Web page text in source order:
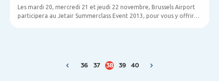
Les mardi 20, mercredi 21 et jeudi 22 novembre, Brussels Airport
participera au Jetair Summerclass Event 2013, pour vous y offrir
36 37 38 39 40